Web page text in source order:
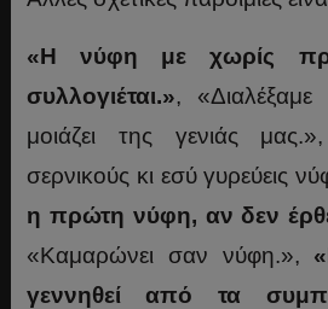
«Η νύφη με χωρίς
συλλογιέται.»,
μοιάζει της γενιάς
σερνικούς κι εσύ γυρεύεις
η πρώτη νύφη, αν δεν
«Καμαρώνει σαν νύφη.»,
γεννηθεί από τα